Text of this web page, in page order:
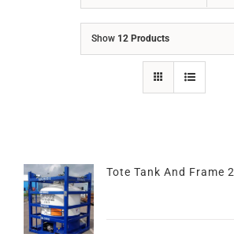
Show 12 Products
Tote Tank And Frame 2